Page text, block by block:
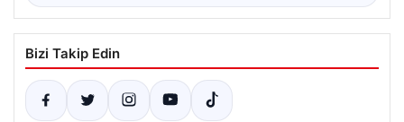
Bizi Takip Edin